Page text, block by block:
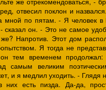
отвесил поклон и
мной по пятам. - Я человек
сказал он. - Это не самое
Напротив. Этот дом
Я тогда не
он тем временем
самым великим
и я медлил уходить. -
них есть пизда. Да-да,